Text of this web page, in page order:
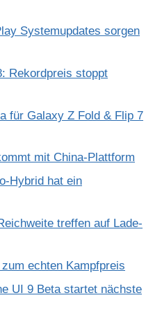
Systemupdates sorgen
Rekordpreis stoppt
für Galaxy Z Fold & Flip 7
mit China-Plattform
Hybrid hat ein
treffen auf Lade-
echten Kampfpreis
UI 9 Beta startet nächste